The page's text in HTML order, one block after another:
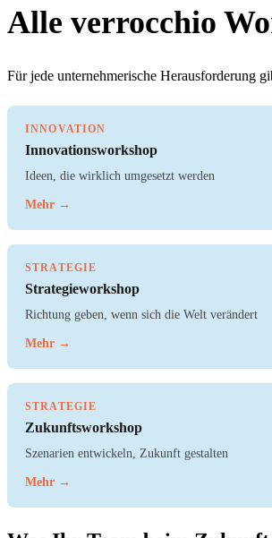
Alle verrocchio
Für jede unternehmerische Herausforderung
INNOVATION
Innovationsworkshop
Ideen, die wirklich umgesetzt werden
Mehr →
STRATEGIE
Strategieworkshop
Richtung geben, wenn sich die Welt verändert
Mehr →
STRATEGIE
Zukunftsworkshop
Szenarien entwickeln, Zukunft gestalten
Mehr →